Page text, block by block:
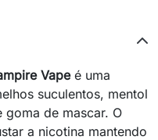
Vapeé uma
suculentos, mentol
goma de mascar. O
a nicotina mantendo